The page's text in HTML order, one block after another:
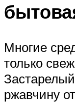
Многие
только
ржавчину